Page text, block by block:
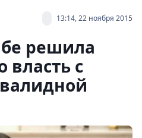
13:14, 22 ноября 2015
решила
власть с